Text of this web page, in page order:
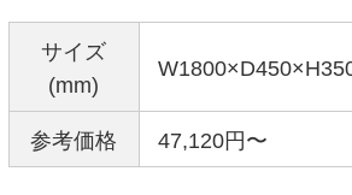
サイズ
(mm)
参考価格 47,120円〜